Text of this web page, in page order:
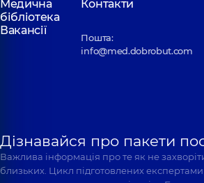
Медична
бібліотека
Контакти
Вакансії
Пошта:
info@med.dobrobut.com
Дізнавайся про пакети
Важлива інформація про те як не
близьких. Цикл підготовлених